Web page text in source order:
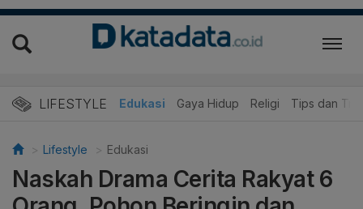
LIFESTYLE
Wisata dan Kuliner Edukasi Gaya Hidup Religi Tips dan Trik
Lifestyle Edukasi
Naskah Drama Cerita Rakyat 6